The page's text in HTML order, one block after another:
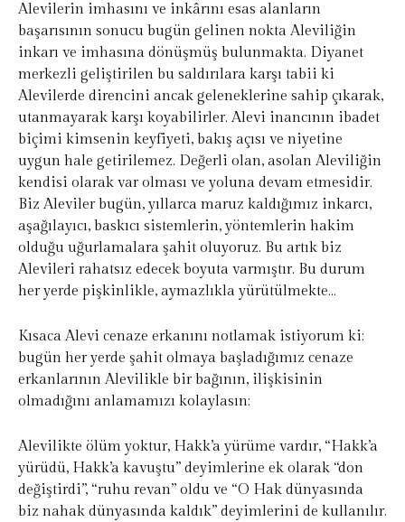
Alevilerin imhasını ve inkârını esas alanların
başarısının sonucu bugün gelinen nokta Aleviliğin
inkarı ve imhasına dönüşmüş bulunmakta. Diyanet
merkezli geliştirilen bu saldırılara karşı tabii ki
Alevilerde direncini ancak geleneklerine sahip çıkarak,
utanmayarak karşı koyabilirler. Alevi inancının ibadet
biçimi kimsenin keyfiyeti, bakış açısı ve niyetine
uygun hale getirilemez. Değerli olan, asolan Aleviliğin
kendisi olarak var olması ve yoluna devam etmesidir.
Biz Aleviler bugün, yıllarca maruz kaldığımız inkarcı,
aşağılayıcı, baskıcı sistemlerin, yöntemlerin hakim
olduğu uğurlamalara şahit oluyoruz. Bu artık biz
Alevileri rahatsız edecek boyuta varmıştır. Bu durum
her yerde pişkinlikle, aymazlıkla yürütülmekte…
Kısaca Alevi cenaze erkanını notlamak istiyorum ki;
bugün her yerde şahit olmaya başladığımız cenaze
erkanlarının Alevilikle bir bağının, ilişkisinin
olmadığını anlamamızı kolaylasın;
Alevilikte ölüm yoktur, Hakk’a yürüme vardır, “Hakk’a
yürüdü, Hakk’a kavuştu” deyimlerine ek olarak “don
değiştirdi”, “ruhu revan” oldu ve “O Hak dünyasında
biz nahak dünyasında kaldık” deyimlerini de kullanılır.